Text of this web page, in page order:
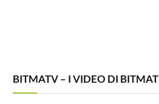
BITMATV – I VIDEO DI BITMAT